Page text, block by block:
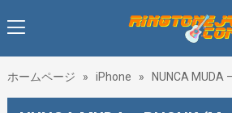
ホームページ » iPhone » NUNCA MUDA